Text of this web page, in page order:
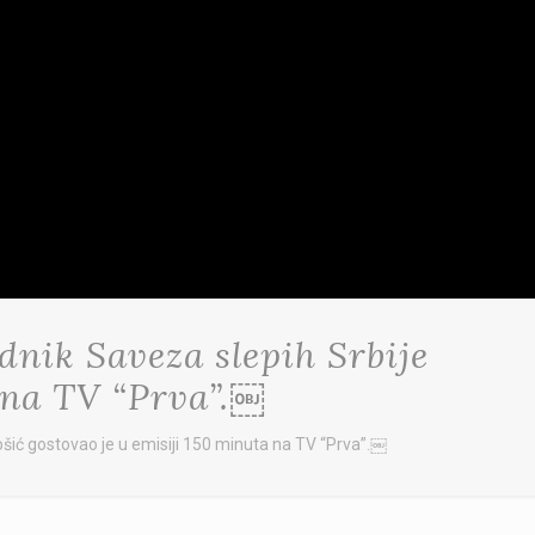
Saveza slepih Srbije
TV “Prva”.￼
gostovao je u emisiji 150 minuta na TV “Prva”.￼